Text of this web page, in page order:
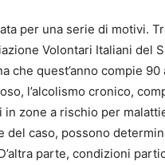
per una serie di motivi.
Volontari Italiani del
che quest’anno compie
l’alcolismo cronico,
in zone a rischio per
caso, possono
parte, condizioni